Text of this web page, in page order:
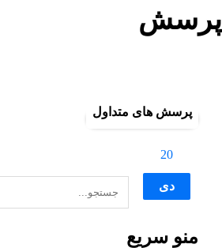
پرسش
پرسش های متداول
20
دی
منو سریع